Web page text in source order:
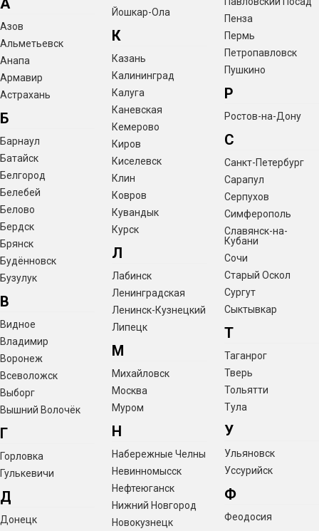
А
Азов
Альметьевск
Анапа
Армавир
Астрахань
Б
Барнаул
Батайск
Белгород
Белебей
Белово
Бердск
Брянск
Будённовск
Бузулук
В
Видное
Владимир
Воронеж
Всеволожск
Выборг
Вышний Волочёк
Г
Горловка
Гулькевичи
Д
Донецк
Йошкар-Ола
К
Казань
Калининград
Калуга
Каневская
Кемерово
Киров
Киселевск
Клин
Ковров
Кувандык
Курск
Л
Лабинск
Ленинградская
Ленинск-Кузнецкий
Липецк
М
Михайловск
Москва
Муром
Н
Набережные Челны
Невинномысск
Нефтеюганск
Нижний Новгород
Новокузнецк
Пенза
Пермь
Петропавловск
Пушкино
Р
Ростов-на-Дону
С
Санкт-Петербург
Сарапул
Серпухов
Симферополь
Славянск-на-
Кубани
Сочи
Старый Оскол
Сургут
Сыктывкар
Т
Таганрог
Тверь
Тольятти
Тула
У
Ульяновск
Уссурийск
Ф
Феодосия